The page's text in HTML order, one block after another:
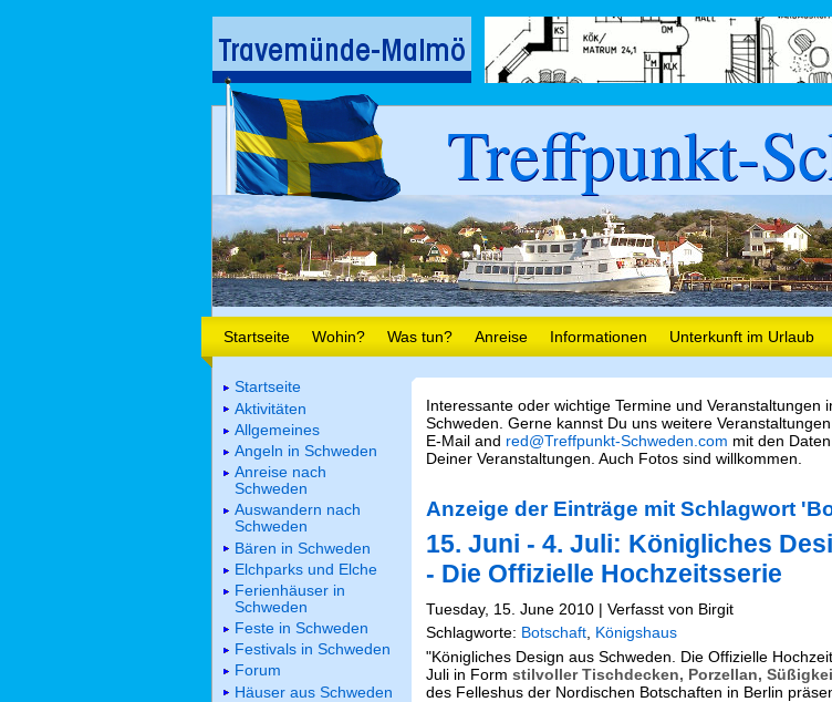
Treffpunkt-
Startseite Wohin? Was tun? Anreise Informationen Unterkunft im Urlaub
Interessante oder wichtige Termine und Veranstaltungen
Schweden. Gerne kannst Du uns weitere
E-Mail and red@Treffpunkt-Schweden.com mit den
Deiner Veranstaltungen. Auch Fotos sind willkommen.
Anzeige der Einträge mit Schlagwort
15. Juni - 4. Juli: Königliches
- Die Offizielle Hochzeitsserie
Tuesday, 15. June 2010 | Verfasst von Birgit
Schlagworte: Botschaft, Königshaus
"Königliches Design aus Schweden. Die Offizielle
Juli in Form stilvoller Tischdecken, Porzellan,
des Felleshus der Nordischen Botschaften in Berlin
Startseite
Aktivitäten
Allgemeines
Angeln in Schweden
Anreise nach
Schweden
Auswandern nach
Schweden
Bären in Schweden
Elchparks und Elche
Ferienhäuser in
Schweden
Feste in Schweden
Festivals in Schweden
Forum
Häuser aus Schweden